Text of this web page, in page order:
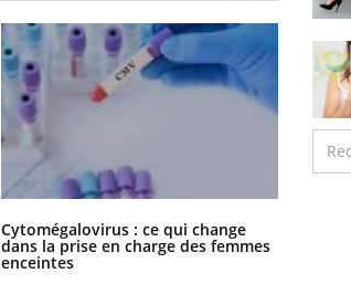
Cytomégalovirus : ce qui change
dans la prise en charge des femmes
enceintes